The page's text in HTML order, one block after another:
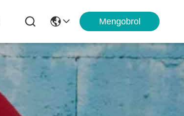
Mengobrol